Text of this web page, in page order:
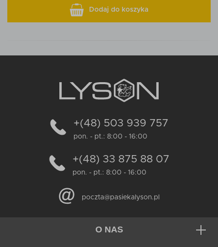
Dodaj do koszyka
+(48) 503 939 757
pon. - pt.: 8:00 - 16:00
+(48) 33 875 88 07
pon. - pt.: 8:00 - 16:00
poczta@pasiekalyson.pl
O NAS